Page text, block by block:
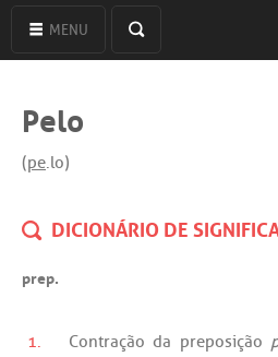
MENU
Pelo
(pe.lo)
DICIONÁRIO DE
prep.
1. Contração da preposição